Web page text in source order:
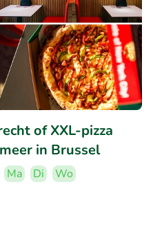
of XXL-pizza
in Brussel
Ma Di
Wo